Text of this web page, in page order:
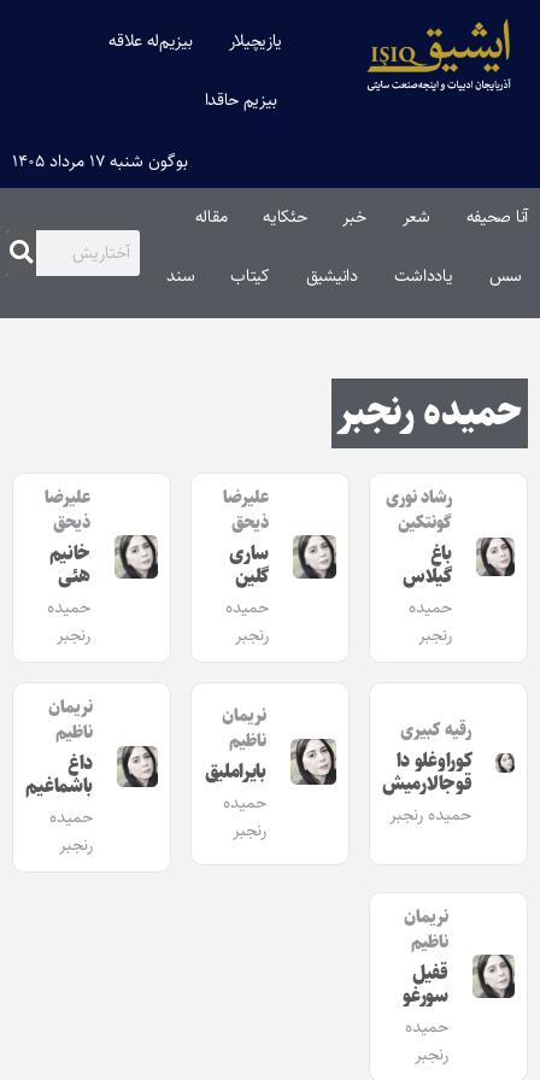
یازیچیلار بیزیم‌له علاقه
بیزیم حاقدا
بوگون شنبه ۱۷ مرداد ۱۴۰۵
آنا صحیفه شعر خبر حئکایه مقاله‌
سس یادداشت دانیشیق کیتاب سند
حمیده رنجبر
رشاد نوری
گونتکین
باغ
گیلاس
حمیده
رنجبر
علیرضا
ذیحق
ساری
گلین
حمیده
رنجبر
علیرضا
ذیحق
خانیم
هئی
حمیده
رنجبر
رقیه کبیری
کوراوغلو دا
قوجالارمیش
حمیده رنجبر
نریمان
ناظیم
بایرا‎ملیق
حمیده
رنجبر
نریمان
ناظیم
داغ
باشماغیم
حمیده
رنجبر
نریمان
ناظیم
قفیل
سورغو
حمیده
رنجبر